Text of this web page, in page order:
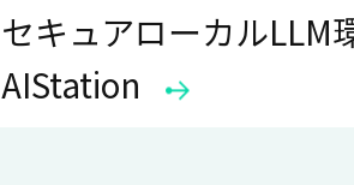
セキュアローカルLLM
AIStation